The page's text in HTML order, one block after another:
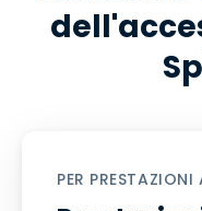
PER